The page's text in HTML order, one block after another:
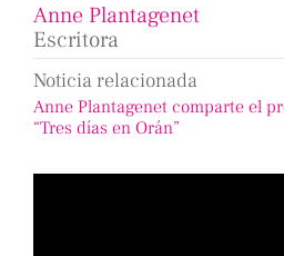
Anne Plantagenet
Escritora
Noticia relacionada
Anne Plantagenet comparte el
“Tres días en Orán”